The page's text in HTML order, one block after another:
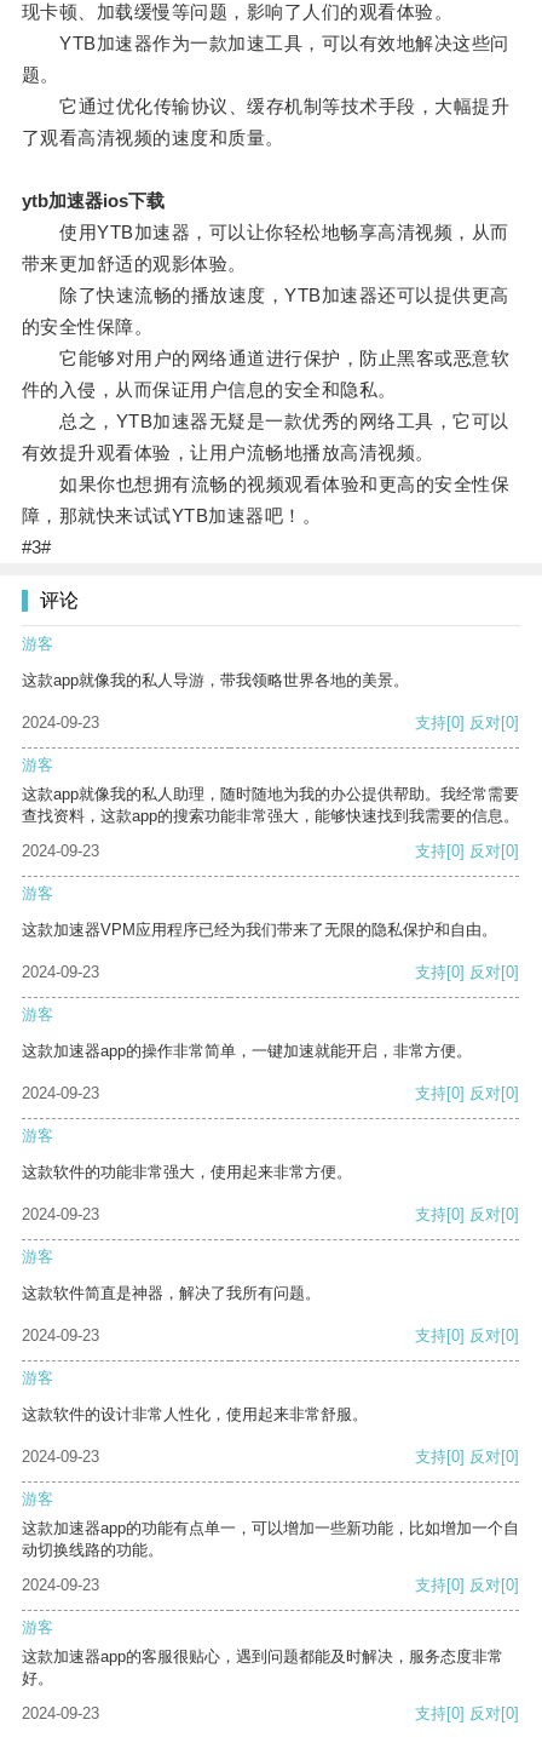
现卡顿、加载缓慢等问题，影响了人们的观看体验。
YTB加速器作为一款加速工具，可以有效地解决这些问
题。
它通过优化传输协议、缓存机制等技术手段，大幅提升
了观看高清视频的速度和质量。
ytb加速器ios下载
使用YTB加速器，可以让你轻松地畅享高清视频，从而
带来更加舒适的观影体验。
除了快速流畅的播放速度，YTB加速器还可以提供更高
的安全性保障。
它能够对用户的网络通道进行保护，防止黑客或恶意软
件的入侵，从而保证用户信息的安全和隐私。
总之，YTB加速器无疑是一款优秀的网络工具，它可以
有效提升观看体验，让用户流畅地播放高清视频。
如果你也想拥有流畅的视频观看体验和更高的安全性保
障，那就快来试试YTB加速器吧！。
#3#
评论
游客
这款app就像我的私人导游，带我领略世界各地的美景。
2024-09-23 支持[0] 反对[0]
游客
这款app就像我的私人助理，随时随地为我的办公提供帮助。我经常需要
查找资料，这款app的搜索功能非常强大，能够快速找到我需要的信息。
2024-09-23
支持[0] 反对[0]
游客
这款加速器VPM应用程序已经为我们带来了无限的隐私保护和自由。
2024-09-23 支持[0] 反对[0]
游客
这款加速器app的操作非常简单，一键加速就能开启，非常方便。
2024-09-23 支持[0] 反对[0]
游客
这款软件的功能非常强大，使用起来非常方便。
2024-09-23 支持[0] 反对[0]
游客
这款软件简直是神器，解决了我所有问题。
2024-09-23 支持[0] 反对[0]
游客
这款软件的设计非常人性化，使用起来非常舒服。
2024-09-23 支持[0] 反对[0]
游客
这款加速器app的功能有点单一，可以增加一些新功能，比如增加一个自
动切换线路的功能。
2024-09-23
支持[0] 反对[0]
游客
这款加速器app的客服很贴心，遇到问题都能及时解决，服务态度非常
好。
2024-09-23
支持[0] 反对[0]